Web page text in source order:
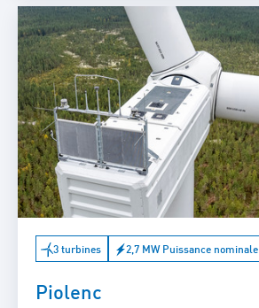
3 turbines 2,7 MW Puissance nominale
Piolenc